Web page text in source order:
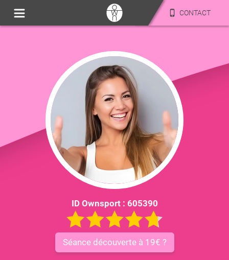
CONTACT
ID Ownsport : 605390
Séance découverte à 19€ ?